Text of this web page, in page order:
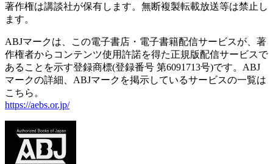
著作権は講談社が保有します。無断複製転載放送等は禁止し
ます。
ABJマークは、この電子書店・電子書籍配信サービスが、著
作権者からコンテンツ使用許諾を得た正規版配信サービスで
あることを示す登録商標(登録番号 第6091713号)です。ABJ
マークの詳細、ABJマークを掲示しているサービスの一覧は
こちら。
https://aebs.or.jp/